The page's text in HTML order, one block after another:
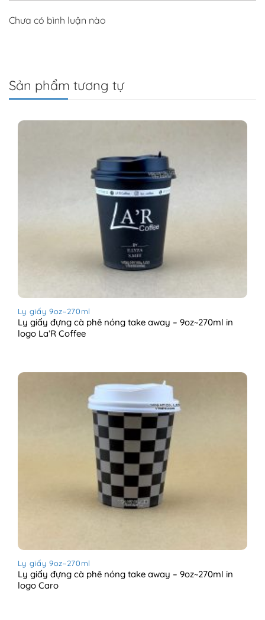
Chưa có bình luận nào
Sản phẩm tương tự
Ly giấy 9oz~270ml
Ly giấy đựng cà phê nóng take away – 9oz~270ml in
logo La’R Coffee
Ly giấy 9oz~270ml
Ly giấy đựng cà phê nóng take away – 9oz~270ml in
logo Caro